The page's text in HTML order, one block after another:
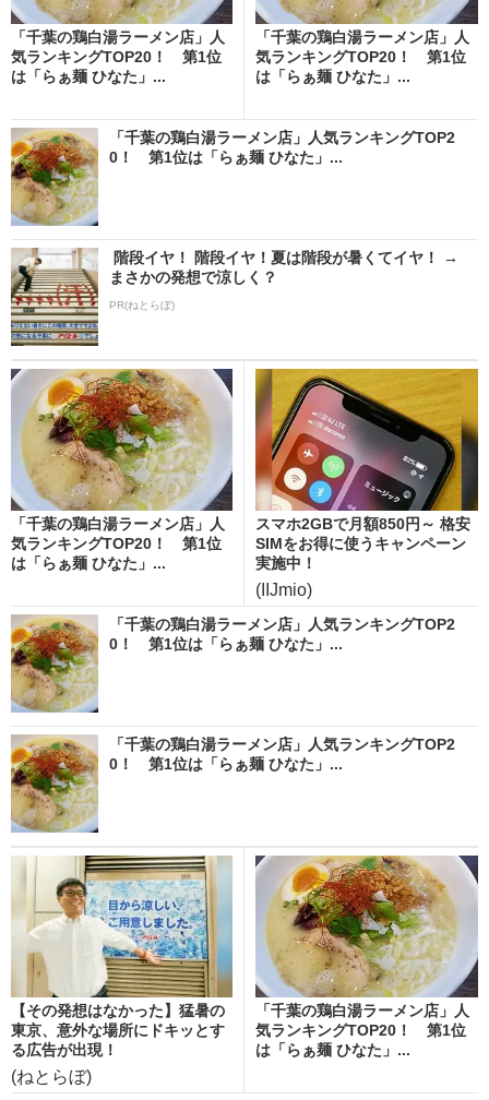
「千葉の鶏白湯ラーメン店」人
気ランキングTOP20！ 第1位
は「らぁ麺 ひなた」...
「千葉の鶏白湯ラーメン店」人
気ランキングTOP20！ 第1位
は「らぁ麺 ひなた」...
「千葉の鶏白湯ラーメン店」人気ランキングTOP2
0！ 第1位は「らぁ麺 ひなた」...
階段イヤ！ 階段イヤ！夏は階段が暑くてイヤ！ →
まさかの発想で涼しく？
PR(ねとらぼ)
「千葉の鶏白湯ラーメン店」人
気ランキングTOP20！ 第1位
は「らぁ麺 ひなた」...
スマホ2GBで月額850円～ 格安
SIMをお得に使うキャンペーン
実施中！
(IIJmio)
「千葉の鶏白湯ラーメン店」人気ランキングTOP2
0！ 第1位は「らぁ麺 ひなた」...
「千葉の鶏白湯ラーメン店」人気ランキングTOP2
0！ 第1位は「らぁ麺 ひなた」...
【その発想はなかった】猛暑の
東京、意外な場所にドキッとす
る広告が出現！
(ねとらぼ)
「千葉の鶏白湯ラーメン店」人
気ランキングTOP20！ 第1位
は「らぁ麺 ひなた」...